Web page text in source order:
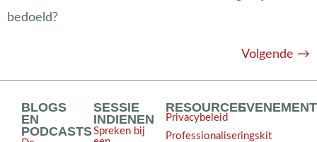
bedoeld?
Volgende →
BLOGS
EN
PODCASTS
SESSIE
INDIENEN
Spreken bij
RESOURCES
Privacybeleid
Professionaliseringskit